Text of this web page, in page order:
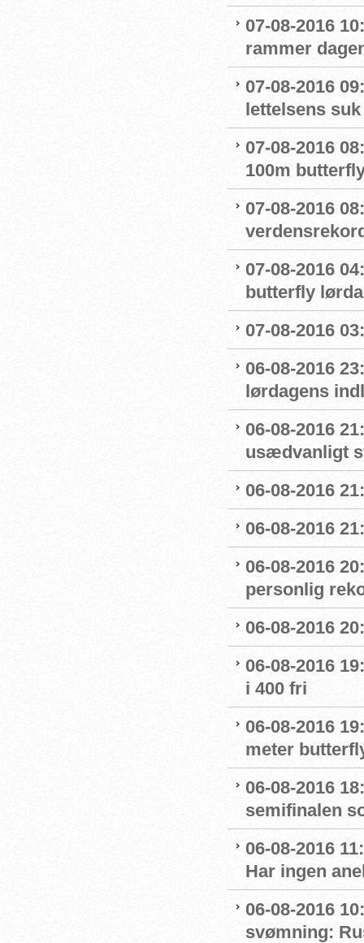
07-08-2016
rammer
07-08-2016
lettelsens
07-08-2016
100m
07-08-2016
07-08-2016
butterfly
07-08-2016
06-08-2016
lørdagens
06-08-2016
usædvanligt
06-08-2016
06-08-2016
06-08-2016
personlig
06-08-2016
06-08-2016
i 400 fri
06-08-2016
meter
06-08-2016
semifinalen
06-08-2016
Har ingen
06-08-2016
svømning: